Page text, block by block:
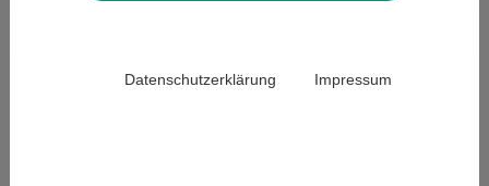
Datenschutzerklärung Impressum